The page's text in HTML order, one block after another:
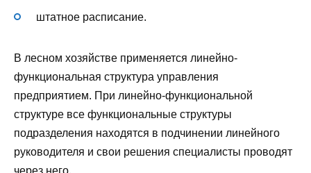
штатное расписание.
В лесном хозяйстве применяется линейно-
функциональная структура управления
предприятием. При линейно-функциональной
структуре все функциональные структуры
подразделения находятся в подчинении линейного
руководителя и свои решения специалисты проводят